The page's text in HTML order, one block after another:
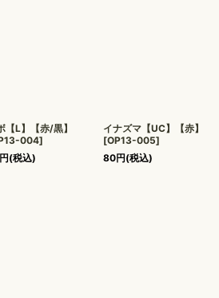
【L】【赤/黒】
004]
(税込)
イナズマ【UC】【赤】
[OP13-005]
80円(税込)